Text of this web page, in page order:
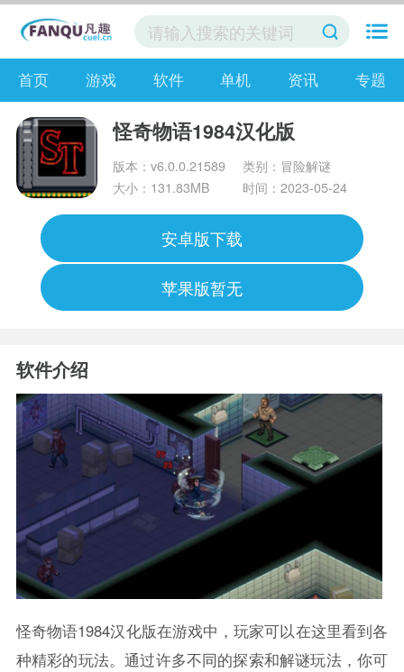
首页 游戏 软件 单机 资讯 专题
怪奇物语1984汉化版
版本：v6.0.0.21589
类别：冒险解谜
大小：131.83MB
时间：2023-05-24
安卓版下载
苹果版暂无
软件介绍
怪奇物语1984汉化版在游戏中，玩家可以在这里看到各
种精彩的玩法。通过许多不同的探索和解谜玩法，你可